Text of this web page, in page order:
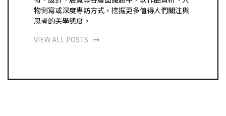
物側寫或深度專訪方式，挖掘更多值得人們關注與
思考的美學態度。
VIEW ALL POSTS